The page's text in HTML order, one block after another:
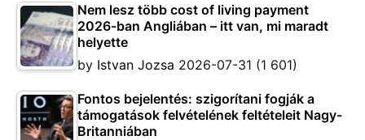
Nem lesz több cost of living payment
2026-ban Angliában – itt van, mi maradt
helyette
by Istvan Jozsa 2026-07-31 (1 601)
Fontos bejelentés: szigorítani fogják a
támogatások felvételének feltételeit Nagy-
Britanniában